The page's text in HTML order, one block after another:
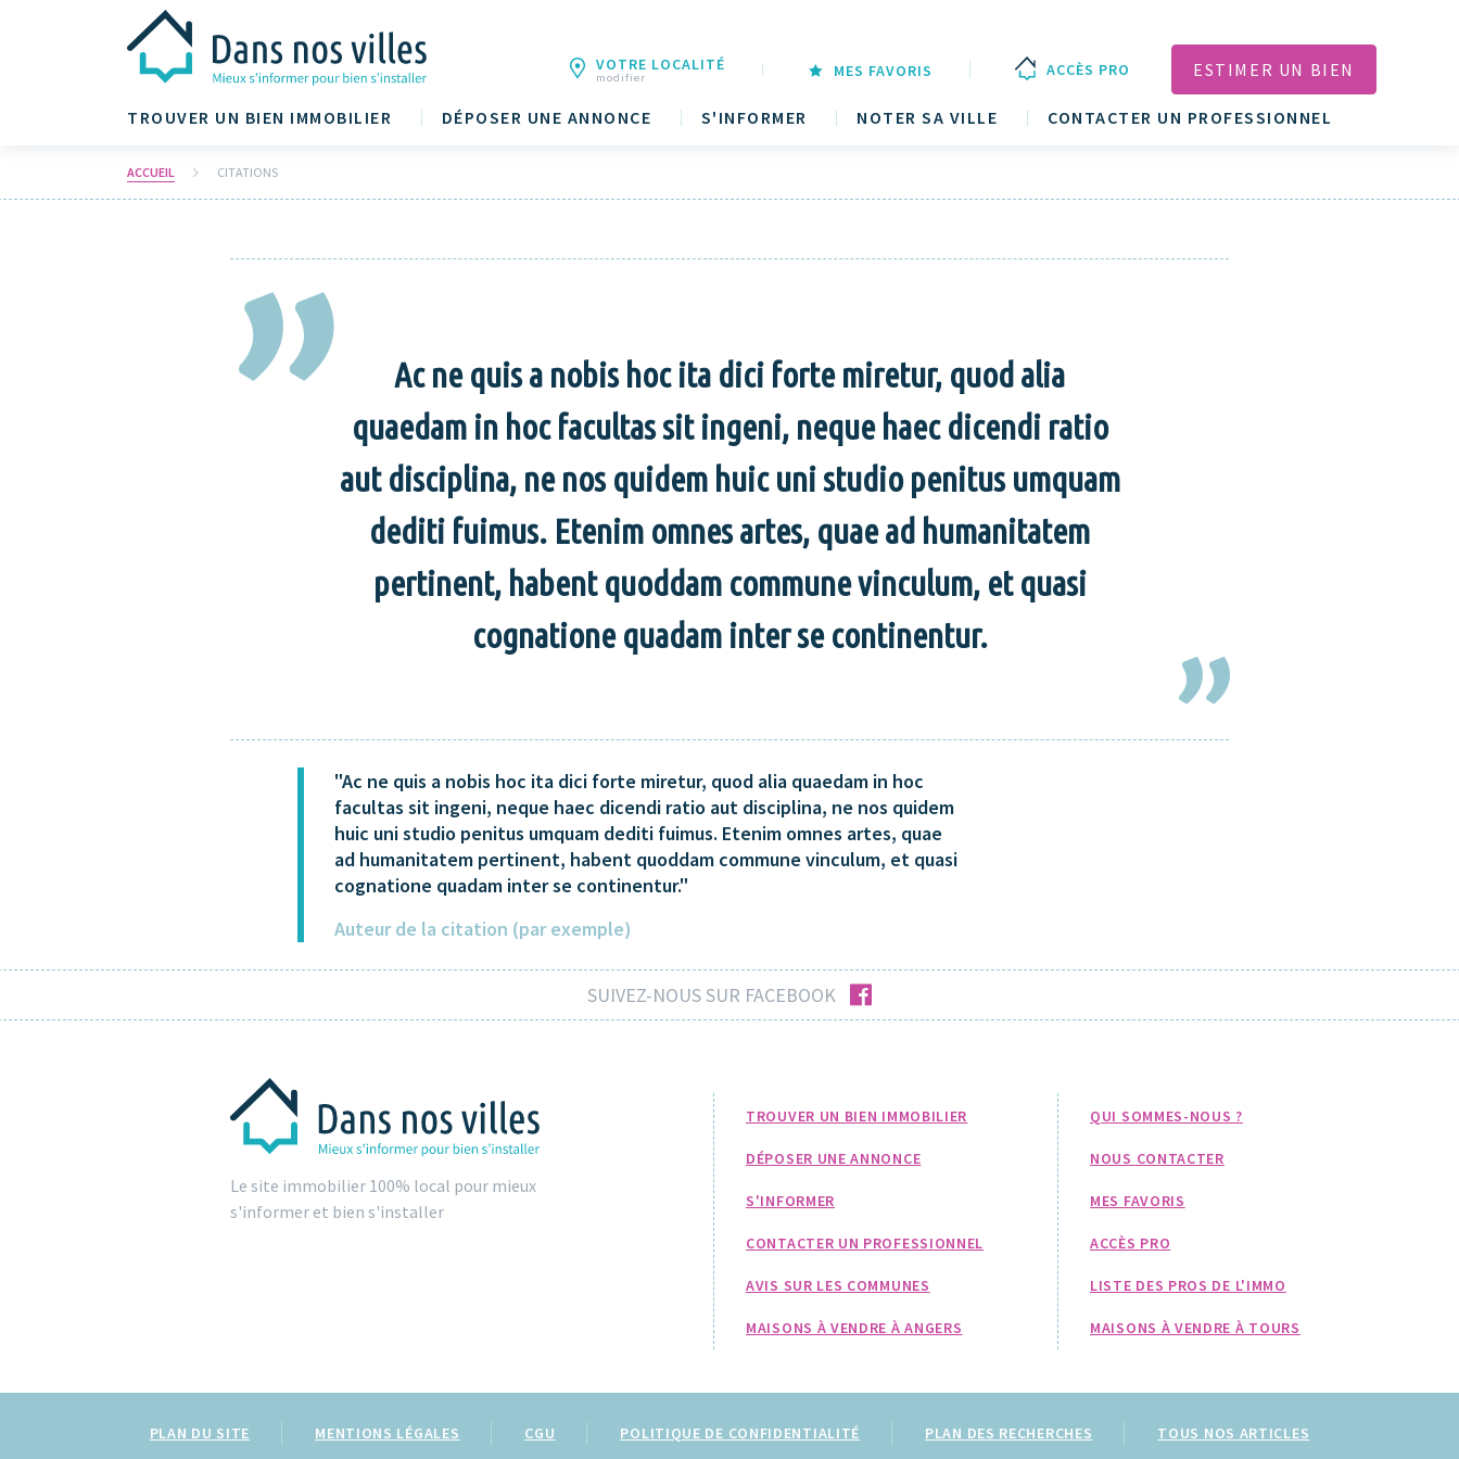
TROUVER UN BIEN IMMOBILIER DÉPOSER UNE ANNONCE S'INFORMER NOTER SA VILLE CONTACTER UN PROFESSIONNEL
VOTRE LOCALITÉ
modifier MES FAVORIS ACCÈS PRO ESTIMER UN BIEN
ACCUEIL CITATIONS
Ac ne quis a nobis hoc ita dici forte miretur, quod alia
quaedam in hoc facultas sit ingeni, neque haec dicendi ratio
aut disciplina, ne nos quidem huic uni studio penitus umquam
dediti fuimus. Etenim omnes artes, quae ad humanitatem
pertinent, habent quoddam commune vinculum, et quasi
cognatione quadam inter se continentur.
Ac ne quis a nobis hoc ita dici forte miretur, quod alia quaedam in hoc
facultas sit ingeni, neque haec dicendi ratio aut disciplina, ne nos quidem
huic uni studio penitus umquam dediti fuimus. Etenim omnes artes, quae
ad humanitatem pertinent, habent quoddam commune vinculum, et quasi
cognatione quadam inter se continentur.
Auteur de la citation (par exemple)
SUIVEZ-NOUS SUR FACEBOOK facebook
Le site immobilier 100% local pour mieux
s'informer et bien s'installer
TROUVER UN BIEN IMMOBILIER
DÉPOSER UNE ANNONCE
S'INFORMER
CONTACTER UN PROFESSIONNEL
AVIS SUR LES COMMUNES
MAISONS À VENDRE À ANGERS
QUI SOMMES-NOUS ?
NOUS CONTACTER
MES FAVORIS
ACCÈS PRO
LISTE DES PROS DE L'IMMO
MAISONS À VENDRE À TOURS
PLAN DU SITE MENTIONS LÉGALES CGU POLITIQUE DE CONFIDENTIALITÉ PLAN DES RECHERCHES TOUS NOS ARTICLES